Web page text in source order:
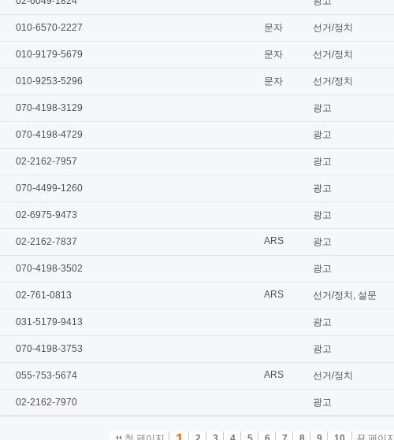
010-6570-2227 문자 선거/정치
010-9179-5679 문자 선거/정치
010-9253-5296 문자 선거/정치
070-4198-3129 광고
070-4198-4729 광고
02-2162-7957 광고
070-4499-1260 광고
02-6975-9473 광고
02-2162-7837 ARS 광고
070-4198-3502 광고
02-761-0813 ARS 선거/정치, 설문
031-5179-9413 광고
070-4198-3753 광고
055-753-5674 ARS 선거/정치
02-2162-7970 광고